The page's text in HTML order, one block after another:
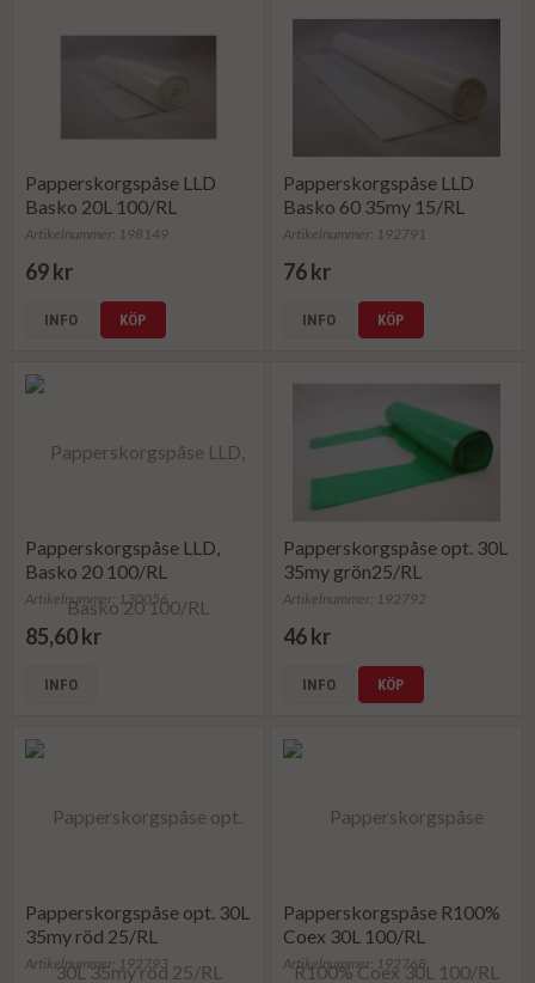
Papperskorgspåse LLD
Basko 20L 100/RL
Artikelnummer: 198149
69 kr
INFO KÖP
Papperskorgspåse LLD
Basko 60 35my 15/RL
Artikelnummer: 192791
76 kr
INFO KÖP
Papperskorgspåse LLD,
Basko 20 100/RL
Artikelnummer: 130056
85,60 kr
INFO
Papperskorgspåse opt. 30L
35my grön25/RL
Artikelnummer: 192792
46 kr
INFO KÖP
Papperskorgspåse opt. 30L
35my röd 25/RL
Artikelnummer: 192793
Papperskorgspåse R100%
Coex 30L 100/RL
Artikelnummer: 192768